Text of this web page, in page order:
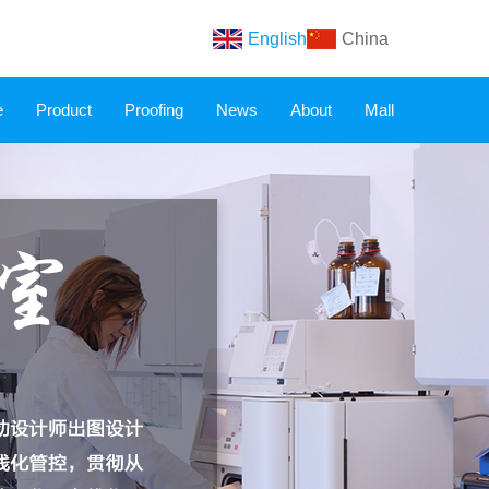
English China
Product Proofing News About Mall